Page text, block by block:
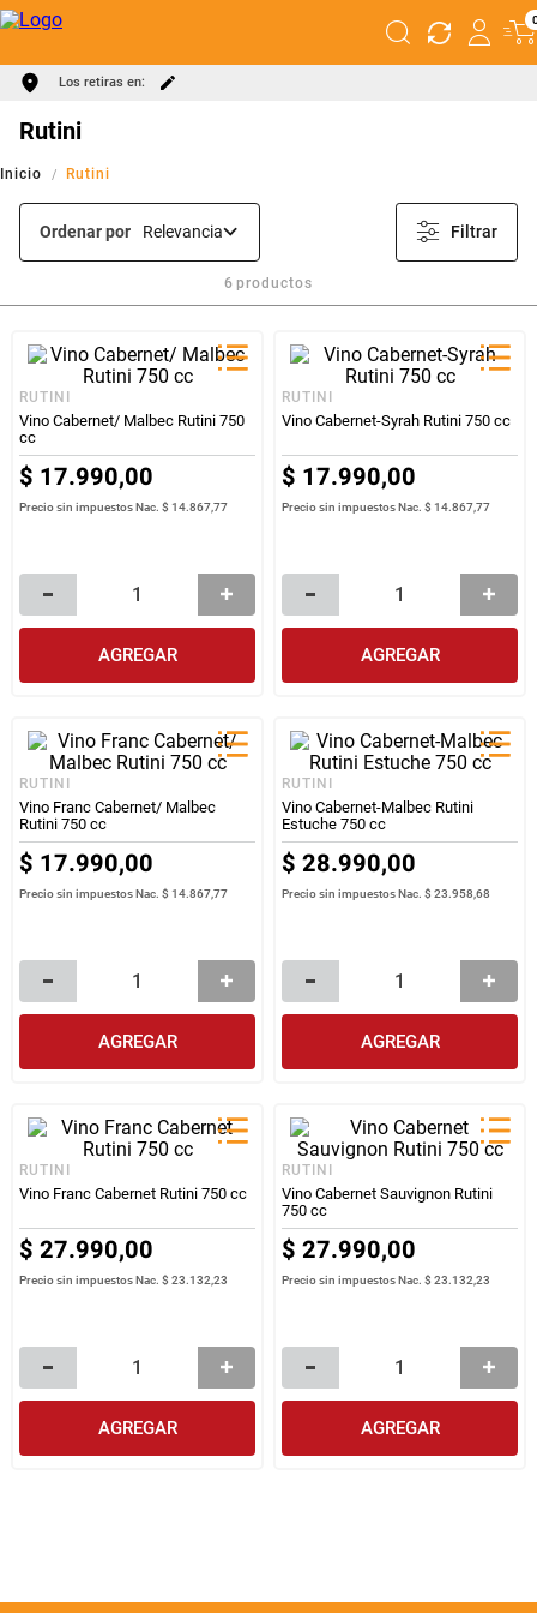
Los retiras en:
Rutini
Rutini
Ordenar por Relevancia Filtrar
6 productos
RUTINI
Vino Cabernet/ Malbec Rutini 750
cc
$ 17.990,00
Precio sin impuestos Nac.$ 14.867,77
AGREGAR
RUTINI
Vino Cabernet-Syrah Rutini 750 cc
$ 17.990,00
Precio sin impuestos Nac.$ 14.867,77
AGREGAR
RUTINI
Vino Franc Cabernet/ Malbec
Rutini 750 cc
$ 17.990,00
Precio sin impuestos Nac.$ 14.867,77
AGREGAR
RUTINI
Vino Cabernet-Malbec Rutini
Estuche 750 cc
$ 28.990,00
Precio sin impuestos Nac.$ 23.958,68
AGREGAR
RUTINI
Vino Franc Cabernet Rutini 750 cc
$ 27.990,00
Precio sin impuestos Nac.$ 23.132,23
AGREGAR
RUTINI
Vino Cabernet Sauvignon Rutini
750 cc
$ 27.990,00
Precio sin impuestos Nac.$ 23.132,23
AGREGAR